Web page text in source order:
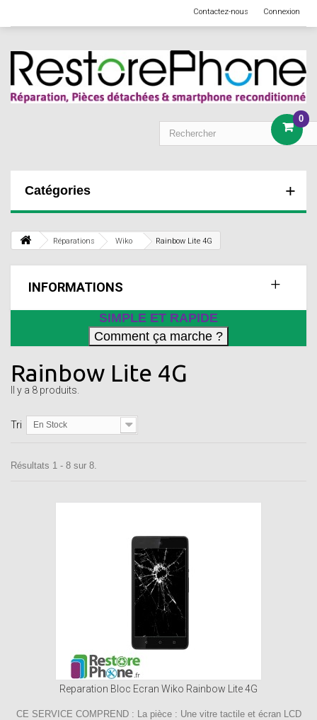
Connexion
Contactez-nous
0
Catégories
Réparations Wiko Rainbow Lite 4G
INFORMATIONS
SIMPLE ET RAPIDE
Rainbow Lite 4G
Il y a 8 produits.
Tri En Stock
Résultats 1 - 8 sur 8.
Reparation Bloc Ecran Wiko Rainbow Lite 4G
CE SERVICE COMPREND : La pièce : Une vitre tactile et écran LCD